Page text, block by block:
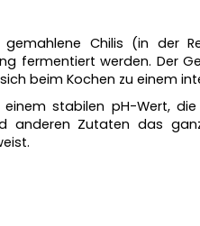
Chilis (in der
fermentiert werden. Der
beim Kochen zu einem
stabilen pH-Wert,
anderen Zutaten das